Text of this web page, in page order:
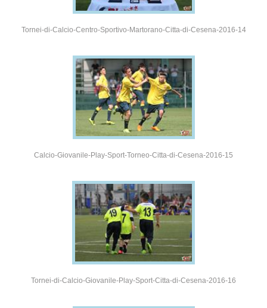
Tornei-di-Calcio-Centro-Sportivo-Martorano-Citta-di-Cesena-2016-14
Calcio-Giovanile-Play-Sport-Torneo-Citta-di-Cesena-2016-15
Tornei-di-Calcio-Giovanile-Play-Sport-Citta-di-Cesena-2016-16